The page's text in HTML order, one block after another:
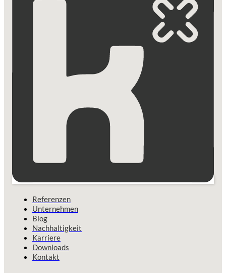
Referenzen
Unternehmen
Blog
Nachhaltigkeit
Karriere
Downloads
Kontakt